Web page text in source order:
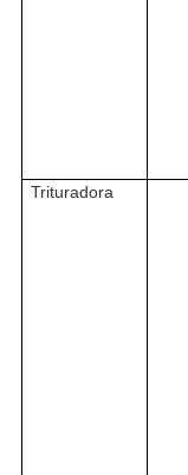
Trituradora